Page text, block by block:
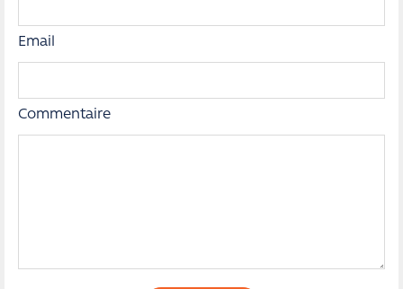
Email
Commentaire